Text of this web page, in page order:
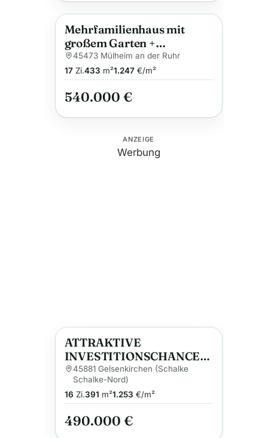
Anzeige
Mehrfamilienhaus mit
großem Garten +
großzügiger
Maisonettewohnung | 6
Einheiten | Mülheim an der
Ruhr
45473 Mülheim an der Ruhr
17Zi.433 m²1.247€/m²
540.000 €
ANZEIGE
Werbung
Anzeige
ATTRAKTIVE
INVESTITIONSCHANCE
MIT FAKTOR 16,5
45881 Gelsenkirchen (Schalke
Schalke-Nord)
16 Zi.391 m²1.253 €/m²
490.000 €